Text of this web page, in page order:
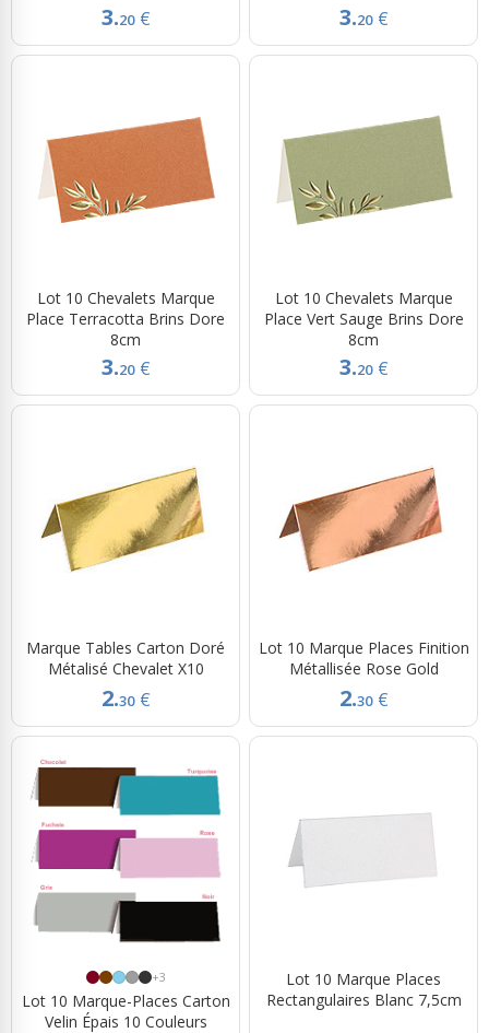
3.20 € 3.20 €
Lot 10 Chevalets Marque
Place Terracotta Brins Dore
8cm
3.20 €
Lot 10 Chevalets Marque
Place Vert Sauge Brins Dore
8cm
3.20 €
Marque Tables Carton Doré
Métalisé Chevalet X10
2.30 €
Lot 10 Marque Places Finition
Métallisée Rose Gold
2.30 €
+3
Lot 10 Marque-Places Carton
Velin Épais 10 Couleurs
Lot 10 Marque Places
Rectangulaires Blanc 7,5cm